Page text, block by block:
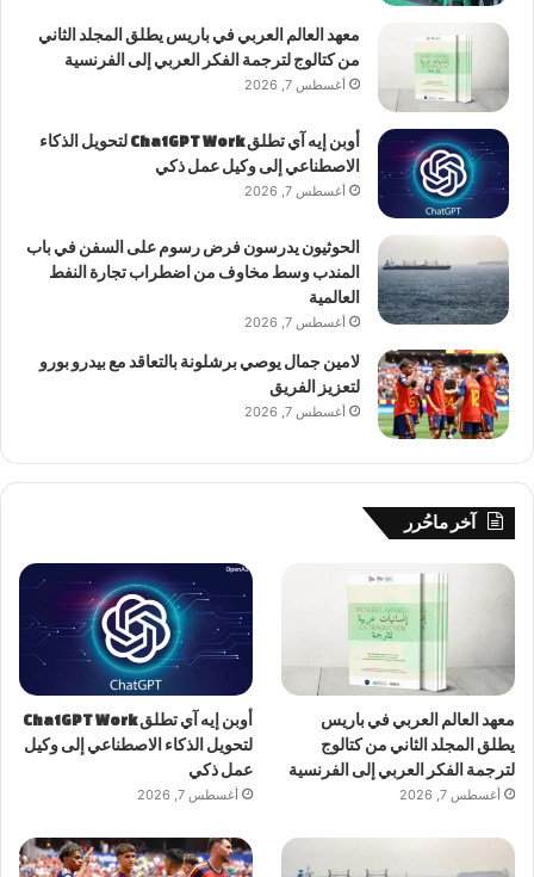
معهد العالم العربي في باريس يطلق المجلد الثاني
من كتالوج لترجمة الفكر العربي إلى الفرنسية
أغسطس 7, 2026
أوبن إيه آي تطلق ChatGPT Work لتحويل الذكاء
الاصطناعي إلى وكيل عمل ذكي
أغسطس 7, 2026
الحوثيون يدرسون فرض رسوم على السفن في باب
المندب وسط مخاوف من اضطراب تجارة النفط
العالمية
أغسطس 7, 2026
لامين جمال يوصي برشلونة بالتعاقد مع بيدرو بورو
لتعزيز الفريق
أغسطس 7, 2026
آخر ماحُرر
معهد العالم العربي في باريس
يطلق المجلد الثاني من كتالوج
لترجمة الفكر العربي إلى الفرنسية
أغسطس 7, 2026
أوبن إيه آي تطلق ChatGPT Work
لتحويل الذكاء الاصطناعي إلى وكيل
عمل ذكي
أغسطس 7, 2026